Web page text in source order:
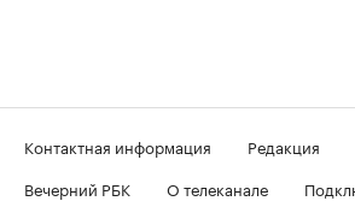
Контактная информация Редакция
Вечерний РБК
О телеканале